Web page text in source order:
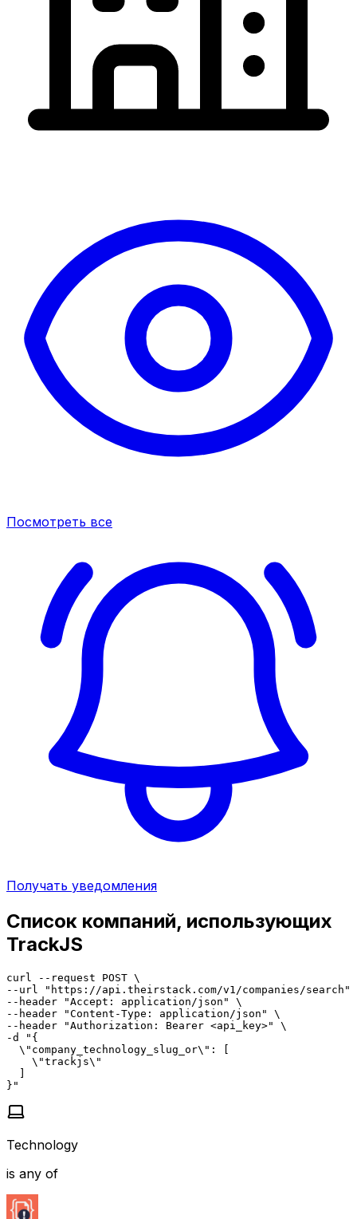
Посмотреть все
Получать уведомления
Список компаний, использующих
TrackJS
curl --request POST \
--url "https://api.theirstack.com/v1/companies/search"
--header "Accept: application/json" \
--header "Content-Type: application/json" \
--header "Authorization: Bearer <api_key>" \
-d "{
  \"company_technology_slug_or\": [
    \"trackjs\"
  ]
}"
Technology
is any of